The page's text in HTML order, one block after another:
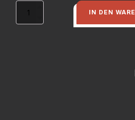
Lohnkosten
IN DEN